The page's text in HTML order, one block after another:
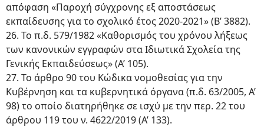
απόφαση «Παροχή σύγχρονης εξ αποστάσεως
εκπαίδευσης για το σχολικό έτος 2020-2021» (Β’ 3882).
26. Το π.δ. 579/1982 «Καθορισμός του χρόνου λήξεως
των κανονικών εγγραφών στα Ιδιωτικά Σχολεία της
Γενικής Εκπαιδεύσεως» (Α’ 105).
27. Το άρθρο 90 του Κώδικα νομοθεσίας για την
Κυβέρνηση και τα κυβερνητικά όργανα (π.δ. 63/2005, Α’
98) το οποίο διατηρήθηκε σε ισχύ με την περ. 22 του
άρθρου 119 του ν. 4622/2019 (Α’ 133).